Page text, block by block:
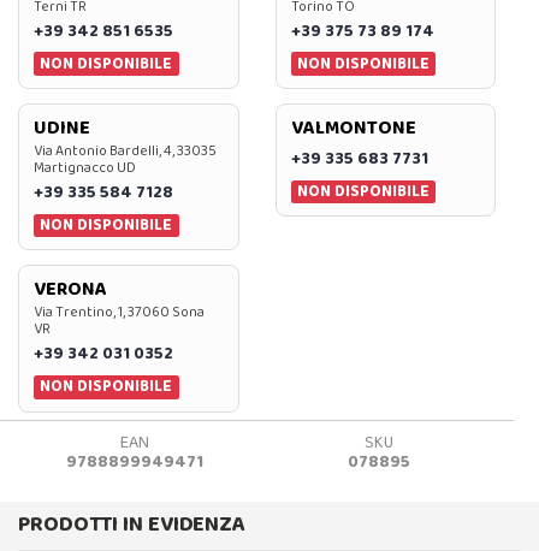
Terni TR
+39 342 851 6535
NON DISPONIBILE
Torino TO
+39 375 73 89 174
NON DISPONIBILE
UDINE
Via Antonio Bardelli, 4, 33035
Martignacco UD
+39 335 584 7128
NON DISPONIBILE
VALMONTONE
+39 335 683 7731
NON DISPONIBILE
VERONA
Via Trentino, 1, 37060 Sona
VR
+39 342 031 0352
NON DISPONIBILE
EAN
9788899949471
SKU
078895
PRODOTTI IN EVIDENZA